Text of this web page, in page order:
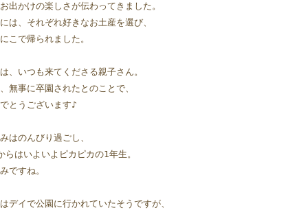
出かけの楽しさが伝わってきました。
は、それぞれ好きなお土産を選び、
こで帰られました。
、いつも来てくださる親子さん。
無事に卒園されたとのことで、
とうございます♪
はのんびり過ごし、
らはいよいよピカピカの1年生。
ですね。
デイで公園に行かれていたそうですが、